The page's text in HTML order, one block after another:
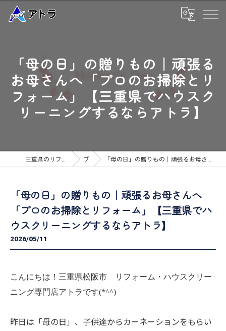
「母の日」の贈りもの｜頑張る
お母さんへ「プロのお掃除とリ
フォーム」【三重県でハウスク
リーニングするならアトラ】
三重県のリフォームなら高品質な工事のアトラ ブログ 「母の日」の贈りもの｜頑張るお母さんへ「プロのお掃除とリフォーム」【三重県でハウスクリーニングするならアトラ】
「母の日」の贈りもの｜頑張るお母さんへ
「プロのお掃除とリフォーム」【三重県でハ
ウスクリーニングするならアトラ】
2026/05/11
こんにちは！三重県松阪市 リフォーム・ハウスクリー
ニング専門店アトラです(*^^)
昨日は「母の日」、子供達からカーネーションをもらい